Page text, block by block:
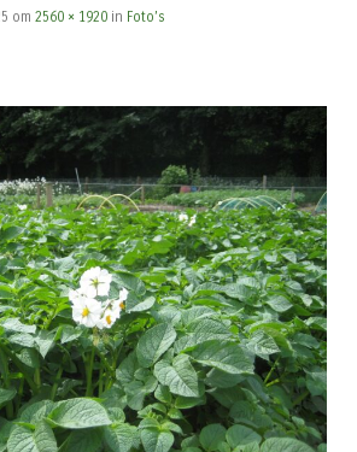
om 2560 × 1920 in Foto’s